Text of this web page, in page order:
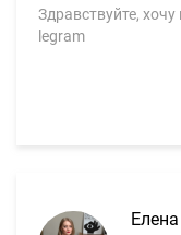
Здравствуйте,
legram